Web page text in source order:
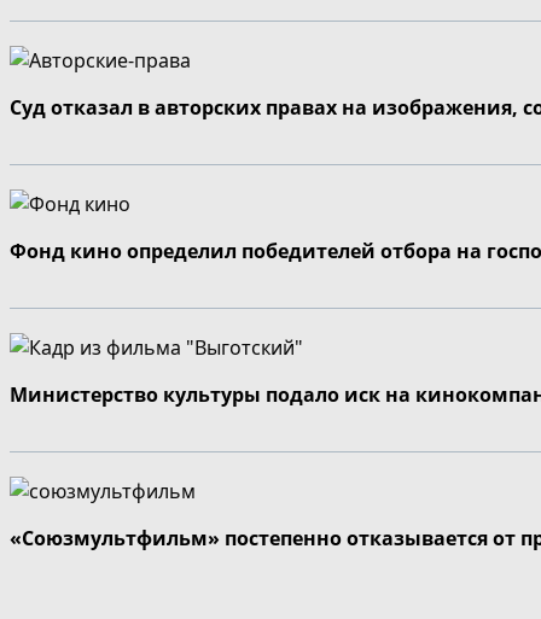
Суд отказал в авторских правах на изображения,
Фонд кино определил победителей отбора на
Министерство культуры подало иск на
«Союзмультфильм» постепенно отказывается от